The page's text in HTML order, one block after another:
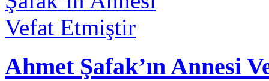
Ahmet Şafak’ın Annesi